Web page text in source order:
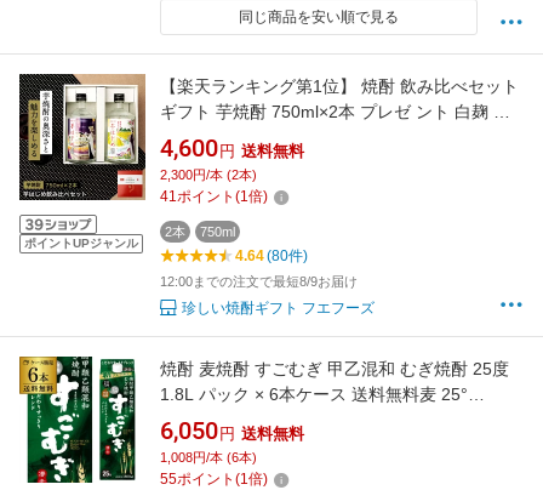
同じ商品を安い順で見る
ポイントUPジャンル
【楽天ランキング第1位】 焼酎 飲み比べセット
ギフト 芋焼酎 750ml×2本 プレゼ ント 白麹 黒
麹 誕生日 お酒 糖質オフ プリン体ゼロ 糖質ゼロ
いも焼酎 人気 贈答 宅飲み 退職 男性 感謝 家飲
み お祝い 本格焼酎 芋はじめ
4,600 円 送料無料
2,300円/本 (2本)
41ポイント (1倍)
2本 750ml
4.64(80件)
12:00までの注文で最短8/9お届け
珍しい焼酎ギフト フエフーズ
焼酎 麦焼酎 すごむぎ 甲乙混和 むぎ焼酎 25度
1.8L パック × 6本ケース 送料無料麦 25°
1800ml しょうちゅう KOB 最強配送
6,050 円 送料無料
1,008円/本 (6本)
55ポイント (1倍)